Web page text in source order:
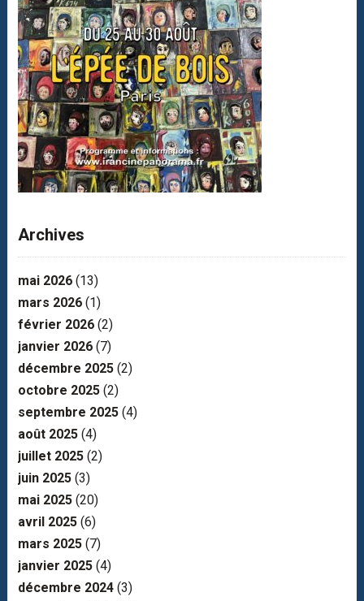
Archives
mai 2026(13)
mars 2026(1)
février 2026(2)
janvier 2026(7)
décembre 2025(2)
octobre 2025(2)
septembre 2025(4)
août 2025(4)
juillet 2025(2)
juin 2025(3)
mai 2025(20)
avril 2025(6)
mars 2025(7)
janvier 2025(4)
décembre 2024(3)